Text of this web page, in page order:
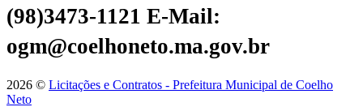
(98)3473-1121 E-Mail:
ogm@coelhoneto.ma.gov.br
2026 © Licitações e Contratos - Prefeitura Municipal de Coelho
Neto